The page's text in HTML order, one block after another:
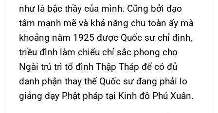
như là bậc thầy của mình. Cũng bởi đạo
tâm mạnh mẽ và khả năng chu toàn ấy mà
khoảng năm 1925 được Quốc sư chỉ định,
triều đình làm chiếu chỉ sắc phong cho
Ngài trú trì tổ đình Thập Tháp để có đủ
danh phận thay thế Quốc sư đang phải lo
giảng dạy Phật pháp tại Kinh đô Phú Xuân.